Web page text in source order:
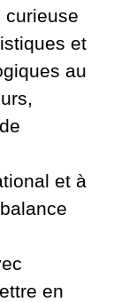
curieuse
et
au
et à
en